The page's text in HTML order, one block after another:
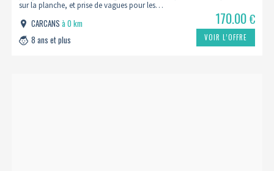
sur la planche, et prise de vagues pour les…
CARCANSà 0 km
8 ans et plus
170.00€
VOIR L’OFFRE